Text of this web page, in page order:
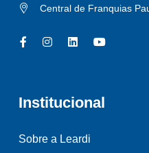
Central de Franquias
Institucional
Sobre a Leardi